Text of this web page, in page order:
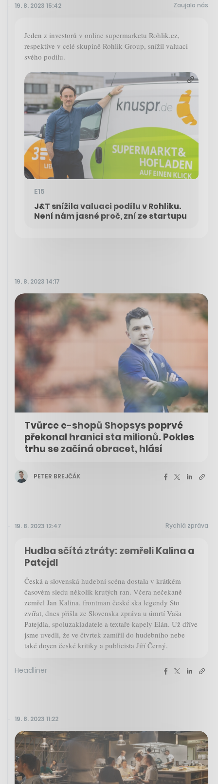
19. 8. 2023 15:42 Zaujalo nás
Jeden z investorů v online supermarketu Rohlik.cz,
respektive v celé skupině Rohlik Group, snížil valuaci
svého podílu.
E15
J&T snížila valuaci podílu v Rohliku.
Není nám jasné proč, zní ze startupu
19. 8. 2023 14:17
Tvůrce e-shopů Shopsys poprvé
překonal hranici sta milionů. Pokles
trhu se začíná obracet, hlásí
PETER BREJČÁK
19. 8. 2023 12:47 Rychlá zpráva
Hudba sčítá ztráty: zemřeli Kalina a
Patejdl
Česká a slovenská hudební scéna dostala v krátkém
časovém sledu několik krutých ran. Včera nečekaně
zemřel Jan Kalina, frontman české ska legendy Sto
zvířat, dnes přišla ze Slovenska zpráva u úmrtí Vaša
Patejdla, spoluzakladatele a textaře kapely Elán. Už dříve
jsme uvedli, že ve čtvrtek zamířil do hudebního nebe
také doyen české kritiky a publicista Jiří Černý.
Headliner
19. 8. 2023 11:22